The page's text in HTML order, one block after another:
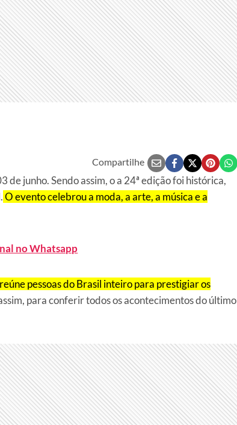
Compartilhe
junho. Sendo assim, o a 24ª edição foi histórica,
O evento celebrou a moda, a arte, a música e a
no Whatsapp
pessoas do Brasil inteiro para prestigiar os
para conferir todos os acontecimentos do último